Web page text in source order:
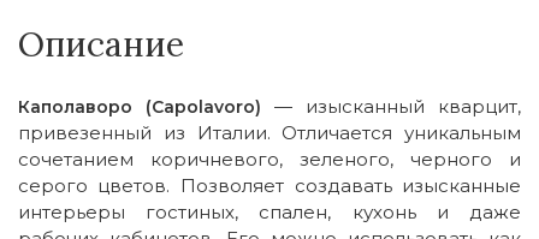
Описание
Каполаворо (Capolavoro) — изысканный кварцит,
привезенный из Италии. Отличается уникальным
сочетанием коричневого, зеленого, черного и
серого цветов. Позволяет создавать изысканные
интерьеры гостиных, спален, кухонь и даже